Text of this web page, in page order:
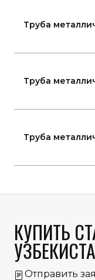
Труба
Труба
Труба
КУПИТЬ
Отправить